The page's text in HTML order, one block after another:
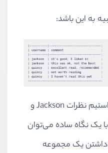
به این باشد:
نظرات Jacksonو
با یک نگاه ساده می‌توان
داشتن یک مجموعه